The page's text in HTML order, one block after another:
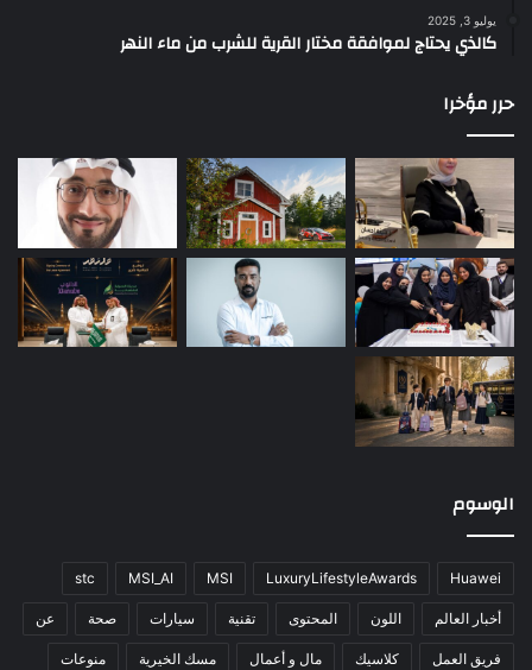
يوليو 3, 2025
كالذي يحتاج لموافقة مختار القرية للشرب من ماء النهر
حرر مؤخرا
الوسوم
Huawei
LuxuryLifestyleAwards
MSI
MSI_AI
stc
أخبار العالم اللون المحتوى تقنية سيارات صحة عن
فريق العمل كلاسيك مال و أعمال مسك الخيرية منوعات